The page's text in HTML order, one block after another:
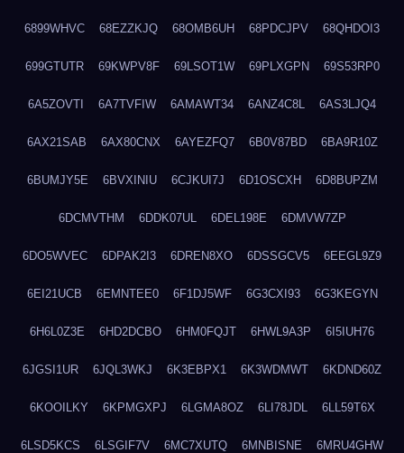
6899WHVC 68EZZKJQ 68OMB6UH 68PDCJPV 68QHDOI3
699GTUTR 69KWPV8F 69LSOT1W 69PLXGPN 69S53RP0
6A5ZOVTI 6A7TVFIW 6AMAWT34 6ANZ4C8L 6AS3LJQ4
6AX21SAB 6AX80CNX 6AYEZFQ7 6B0V87BD 6BA9R10Z
6BUMJY5E 6BVXINIU 6CJKUI7J 6D1OSCXH 6D8BUPZM
6DCMVTHM 6DDK07UL 6DEL198E 6DMVW7ZP
6DO5WVEC 6DPAK2I3 6DREN8XO 6DSSGCV5 6EEGL9Z9
6EI21UCB 6EMNTEE0 6F1DJ5WF 6G3CXI93 6G3KEGYN
6H6L0Z3E 6HD2DCBO 6HM0FQJT 6HWL9A3P 6I5IUH76
6JGSI1UR 6JQL3WKJ 6K3EBPX1 6K3WDMWT 6KDND60Z
6KOOILKY 6KPMGXPJ 6LGMA8OZ 6LI78JDL 6LL59T6X
6LSD5KCS 6LSGIF7V 6MC7XUTQ 6MNBISNE 6MRU4GHW